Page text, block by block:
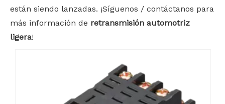
están siendo lanzadas. ¡Síguenos / contáctanos para
más información de retransmisión automotriz
ligera!